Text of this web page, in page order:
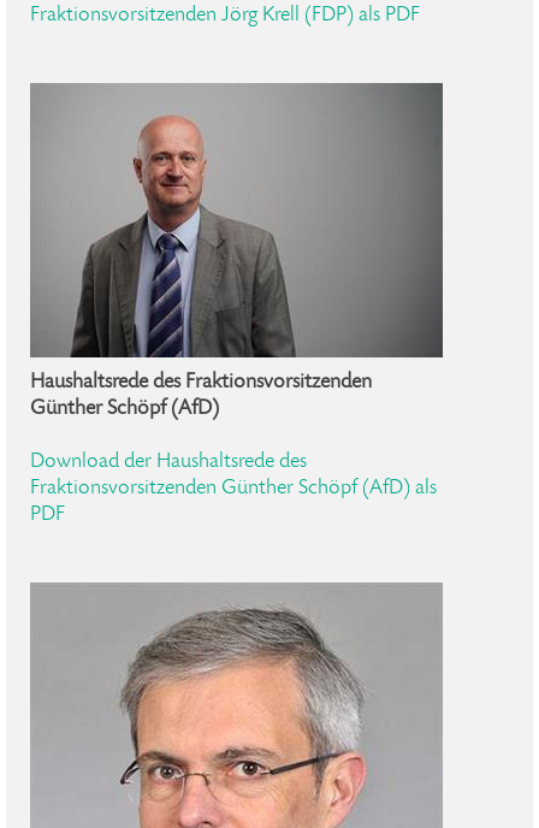
Fraktionsvorsitzenden Jörg Krell (FDP) als PDF
Haushaltsrede des Fraktionsvorsitzenden
Günther Schöpf (AfD)
Download der Haushaltsrede des
Fraktionsvorsitzenden Günther Schöpf (AfD) als
PDF